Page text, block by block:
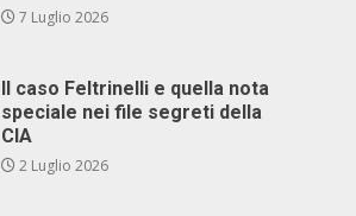
7 Luglio 2026
Il caso Feltrinelli e quella nota
speciale nei file segreti della
CIA
2 Luglio 2026